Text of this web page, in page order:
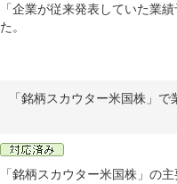
「企業が従来発表していた業
た。
「銘柄スカウター米国株」
「銘柄スカウター米国株」の